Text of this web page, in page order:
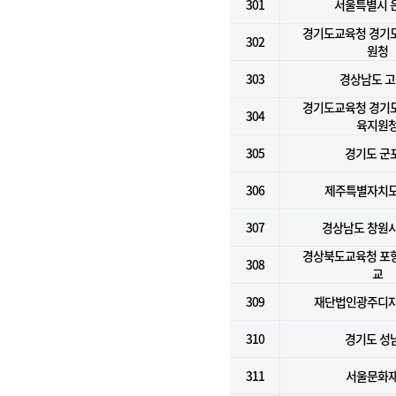
301 서울특별시
302
경기도교육청 경기
원청
303
경상남도
304
경기도교육청 경기
육지원
305
경기도 군
306 제주특별자치
307 경상남도 창원
308
경상북도교육청 포
교
309
재단법인광주디
310 경기도 성
311 서울문화